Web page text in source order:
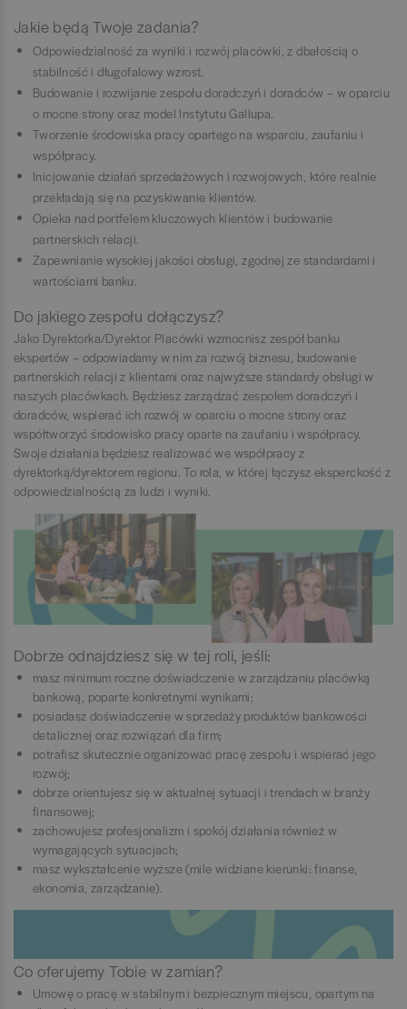
Jakie będą Twoje zadania?
Odpowiedzialność za wyniki i rozwój placówki, z dbałością o
stabilność i długofalowy wzrost.
Budowanie i rozwijanie zespołu doradczyń i doradców – w oparciu
o mocne strony oraz model Instytutu Gallupa.
Tworzenie środowiska pracy opartego na wsparciu, zaufaniu i
współpracy.
Inicjowanie działań sprzedażowych i rozwojowych, które realnie
przekładają się na pozyskiwanie klientów.
Opieka nad portfelem kluczowych klientów i budowanie
partnerskich relacji.
Zapewnianie wysokiej jakości obsługi, zgodnej ze standardami i
wartościami banku.
Do jakiego zespołu dołączysz?
Jako Dyrektorka/Dyrektor Placówki wzmocnisz zespół banku
ekspertów – odpowiadamy w nim za rozwój biznesu, budowanie
partnerskich relacji z klientami oraz najwyższe standardy obsługi w
naszych placówkach. Będziesz zarządzać zespołem doradczyń i
doradców, wspierać ich rozwój w oparciu o mocne strony oraz
współtworzyć środowisko pracy oparte na zaufaniu i współpracy.
Swoje działania będziesz realizować we współpracy z
dyrektorką/dyrektorem regionu. To rola, w której łączysz eksperckość z
odpowiedzialnością za ludzi i wyniki.
Dobrze odnajdziesz się w tej roli, jeśli:
masz minimum roczne doświadczenie w zarządzaniu placówką
bankową, poparte konkretnymi wynikami;
posiadasz doświadczenie w sprzedaży produktów bankowości
detalicznej oraz rozwiązań dla firm;
potrafisz skutecznie organizować pracę zespołu i wspierać jego
rozwój;
dobrze orientujesz się w aktualnej sytuacji i trendach w branży
finansowej;
zachowujesz profesjonalizm i spokój działania również w
wymagających sytuacjach;
masz wykształcenie wyższe (mile widziane kierunki: finanse,
ekonomia, zarządzanie).
Co oferujemy Tobie w zamian?
Umowę o pracę w stabilnym i bezpiecznym miejscu, opartym na